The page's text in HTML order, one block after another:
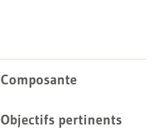
Composante
Objectifs pertinents